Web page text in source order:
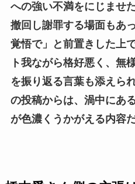
への強い不満をにじませ
撤回し謝罪する場面もあ
覚悟で」と前置きした上
ト我ながら格好悪く、無
を振り返る言葉も添えら
の投稿からは、渦中にあ
が色濃くうかがえる内容